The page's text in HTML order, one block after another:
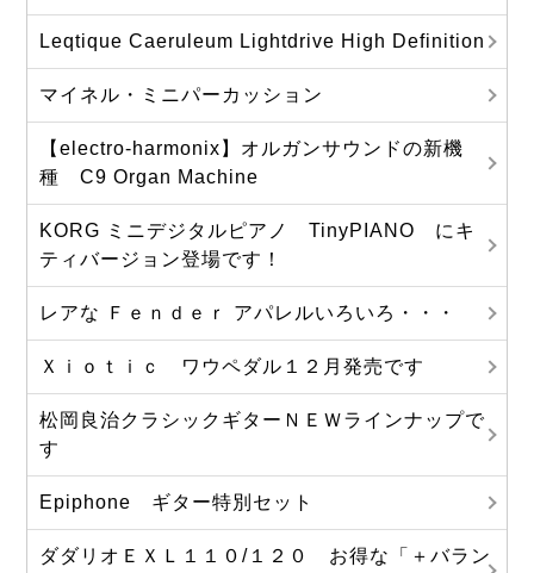
Leqtique Caeruleum Lightdrive High Definition
マイネル・ミニパーカッション
【electro-harmonix】オルガンサウンドの新機
種 C9 Organ Machine
KORG ミニデジタルピアノ TinyPIANO にキ
ティバージョン登場です！
レアな Ｆｅｎｄｅｒ アパレルいろいろ・・・
Ｘｉｏｔｉｃ ワウペダル１２月発売です
松岡良治クラシックギターＮＥＷラインナップで
す
Epiphone ギター特別セット
ダダリオＥＸＬ１１０/１２０ お得な「＋バラン